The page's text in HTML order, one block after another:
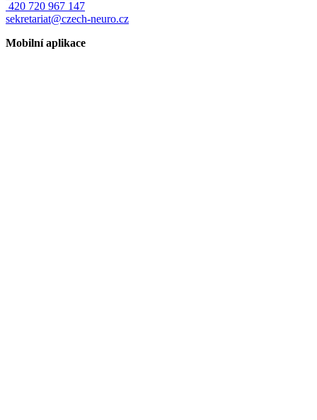
420 720 967 147
sekretariat@czech-neuro.cz
Mobilní aplikace